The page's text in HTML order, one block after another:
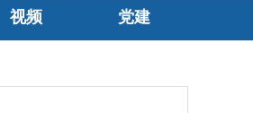
视频 党建